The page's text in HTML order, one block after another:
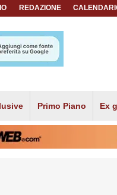
REDAZIONE
Primo Piano Ex